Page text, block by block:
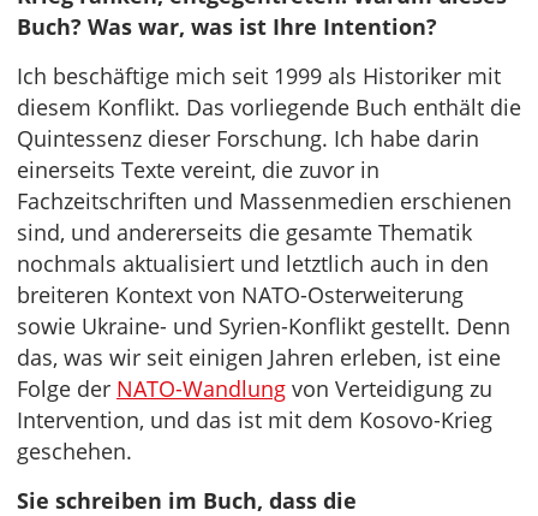
Buch? Was war, was ist Ihre Intention?
Ich beschäftige mich seit 1999 als Historiker mit
diesem Konflikt. Das vorliegende Buch enthält die
Quintessenz dieser Forschung. Ich habe darin
einerseits Texte vereint, die zuvor in
Fachzeitschriften und Massenmedien erschienen
sind, und andererseits die gesamte Thematik
nochmals aktualisiert und letztlich auch in den
breiteren Kontext von NATO-Osterweiterung
sowie Ukraine- und Syrien-Konflikt gestellt. Denn
das, was wir seit einigen Jahren erleben, ist eine
Folge der NATO-Wandlung von Verteidigung zu
Intervention, und das ist mit dem Kosovo-Krieg
geschehen.
Sie schreiben im Buch, dass die